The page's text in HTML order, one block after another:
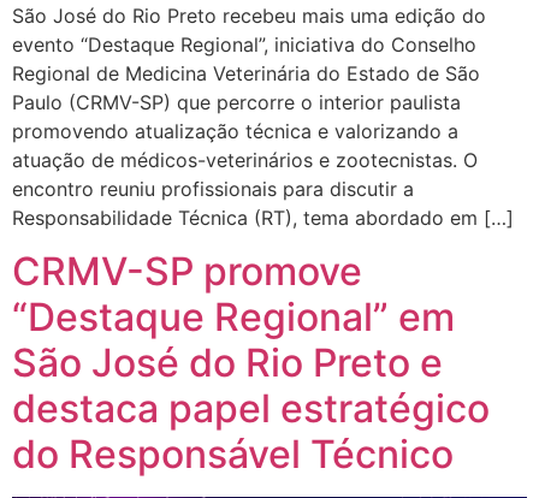
São José do Rio Preto recebeu mais uma edição do
evento “Destaque Regional”, iniciativa do Conselho
Regional de Medicina Veterinária do Estado de São
Paulo (CRMV-SP) que percorre o interior paulista
promovendo atualização técnica e valorizando a
atuação de médicos-veterinários e zootecnistas. O
encontro reuniu profissionais para discutir a
Responsabilidade Técnica (RT), tema abordado em […]
CRMV-SP promove
“Destaque Regional” em
São José do Rio Preto e
destaca papel estratégico
do Responsável Técnico